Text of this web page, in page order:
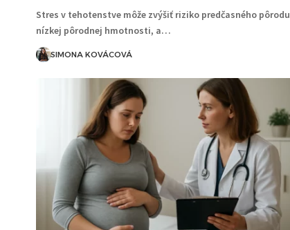
Stres v tehotenstve môže zvýšiť riziko predčasného
nízkej pôrodnej hmotnosti, a…
SIMONA KOVÁCOVÁ